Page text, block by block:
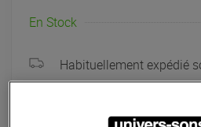
En Stock
Habituellement expédié